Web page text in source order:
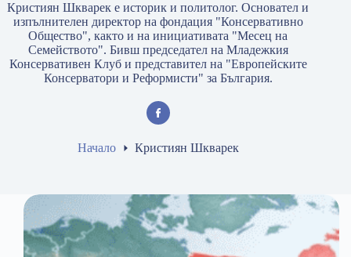
Кристиян Шкварек е историк и политолог. Основател и
изпълнителен директор на фондация "Консервативно
Общество", както и на инициативата "Месец на
Семейството". Бивш председател на Младежкия
Консервативен Клуб и представител на "Европейските
Консерватори и Реформисти" за България.
Начало Кристиян Шкварек